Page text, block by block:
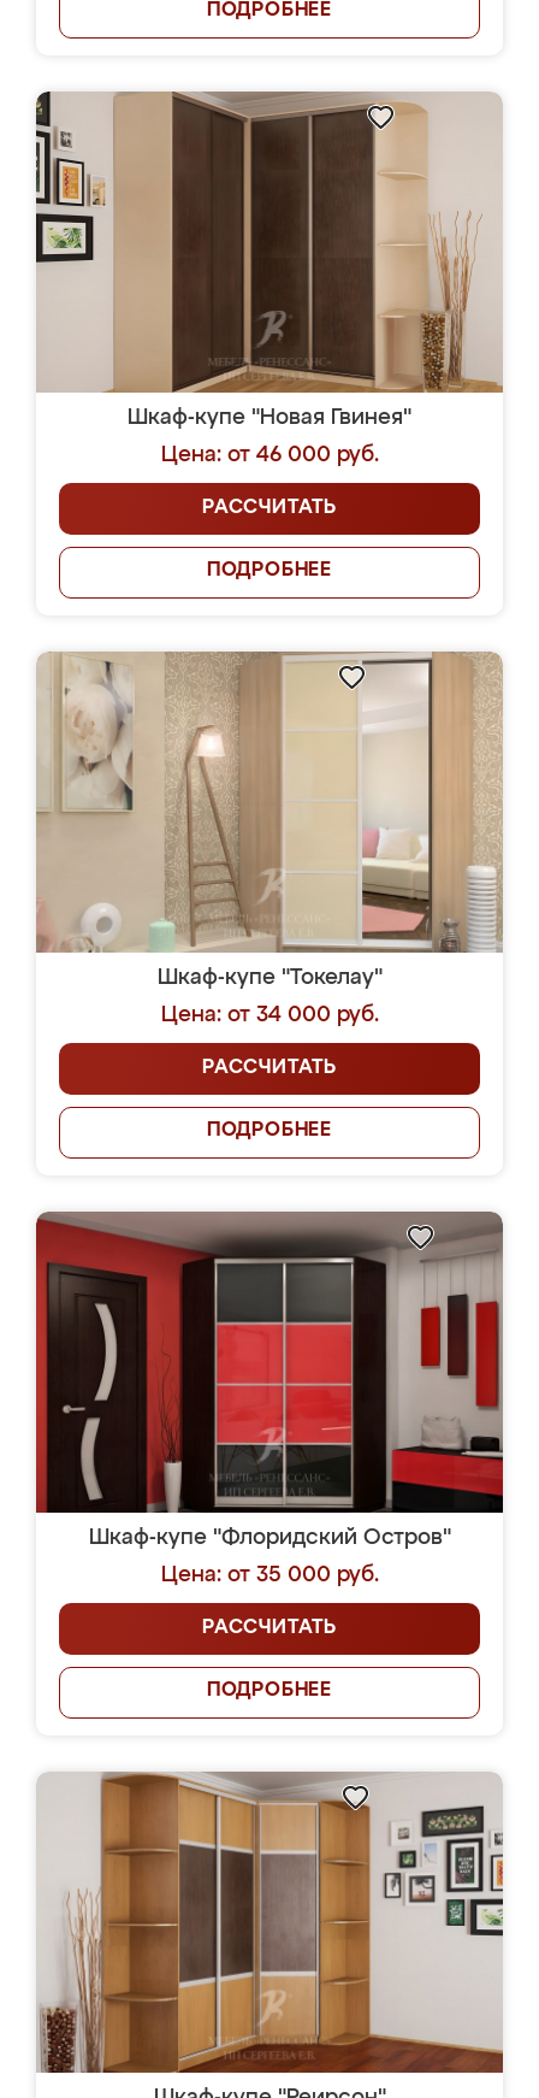
ПОДРОБНЕЕ
Шкаф-купе "Новая Гвинея"
Цена: от 46 000 руб.
РАССЧИТАТЬ
ПОДРОБНЕЕ
Шкаф-купе "Токелау"
Цена: от 34 000 руб.
РАССЧИТАТЬ
ПОДРОБНЕЕ
Шкаф-купе "Флоридский Остров"
Цена: от 35 000 руб.
РАССЧИТАТЬ
ПОДРОБНЕЕ